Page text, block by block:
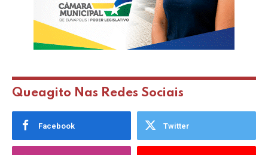
Queagito Nas Redes Sociais
Facebook Twitter